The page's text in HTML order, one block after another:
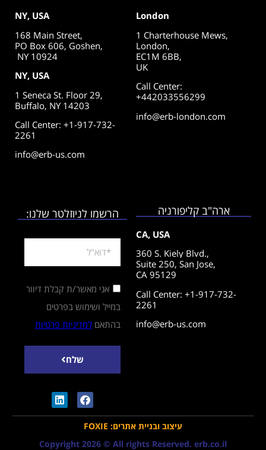
London
1 Charterhouse Mews,
London,
EC1M 6BB,
UK
Call Center:
+442033556299
info@erb-london.com
NY, USA
168 Main Street,
PO Box 606, Goshen,
NY 10924
NY, USA
1 Seneca St. Floor 29,
Buffalo, NY 14203
Call Center: +1-917-732-
2261
info@erb-us.com
ארה"ב קליפורניה
CA, USA
360 S. Kiely Blvd.,
Suite 250, San Jose,
CA 95129
Call Center: +1-917-732-
2261
info@erb-us.com
הרשמו לניוזלטר שלנו:
אני מאשר/ת קבלת דיוור
במייל ושימוש בפרטים
בהתאם למדיניות פרטיות
שלח
עיצוב ובניית אתרים: FOXIE
Copyright 2026 © All rights Reserved. erb.co.il